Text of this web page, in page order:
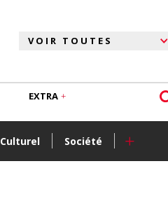
Culturel Société +
EXTRA